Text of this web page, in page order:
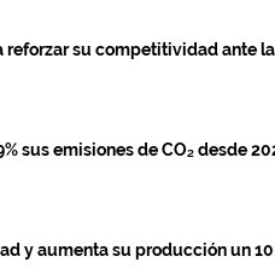
reforzar su competitividad ante
sus emisiones de CO₂ desde
y aumenta su producción un 10